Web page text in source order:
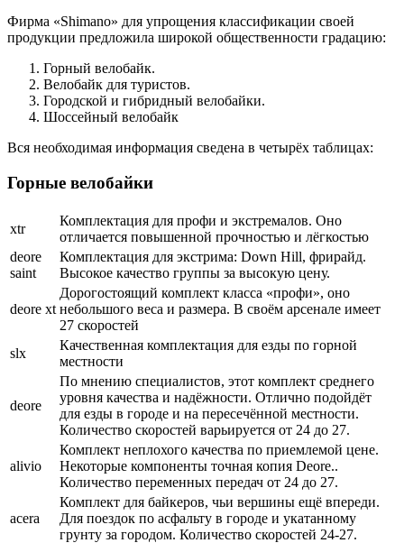
Фирма «Shimano» для упрощения классификации своей
продукции предложила широкой общественности градацию:
Горный велобайк.
Велобайк для туристов.
Городской и гибридный велобайки.
Шоссейный велобайк
Вся необходимая информация сведена в четырёх таблицах:
Горные велобайки
xtr
Комплектация для профи и экстремалов. Оно
отличается повышенной прочностью и лёгкостью
deore
sаint
Комплектация для экстрима: Down Hill, фрирайд.
Высокое качество группы за высокую цену.
deore xt
Дорогостоящий комплект класса «профи», оно
небольшого веса и размера. В своём арсенале имеет
27 скоростей
slx
Качественная комплектация для езды по горной
местности
deore
По мнению специалистов, этот комплект среднего
уровня качества и надёжности. Отлично подойдёт
для езды в городе и на пересечённой местности.
Количество скоростей варьируется от 24 до 27.
аlivio
Комплект неплохого качества по приемлемой цене.
Некоторые компоненты точная копия Deore..
Количество переменных передач от 24 до 27.
аcera
Комплект для байкеров, чьи вершины ещё впереди.
Для поездок по асфальту в городе и укатанному
грунту за городом. Количество скоростей 24-27.